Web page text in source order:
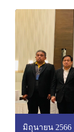
มิถุนายน 2566